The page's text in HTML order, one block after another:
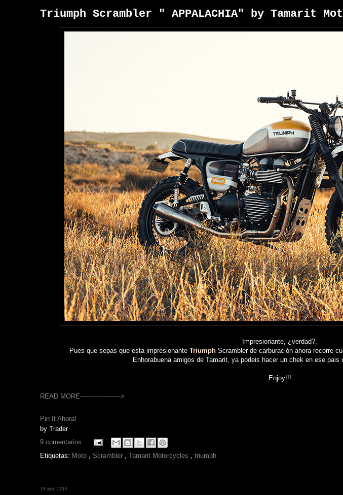
Triumph Scrambler " APPALACHIA" by Tamarit
Impresionante, ¿verdad?.
Pues que sepas que esta impresionante Triumph Scrambler de carburación ahora recorre
Enhorabuena amigos de Tamarit, ya podeis hacer un chek en ese pais
Enjoy!!!
READ MORE-------------------->
Pin It Ahora!
by Trader
9 comentarios
Etiquetas: Moto Scrambler Tamarit Motorcycles triumph
19 abril 2019